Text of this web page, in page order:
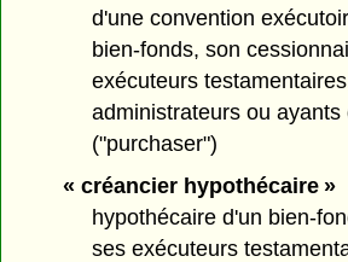
d'une convention
bien-fonds, son
exécuteurs
administrateurs ou ayants
("purchaser")
« créancier hypothécaire »
hypothécaire d'un bien-
ses exécuteurs